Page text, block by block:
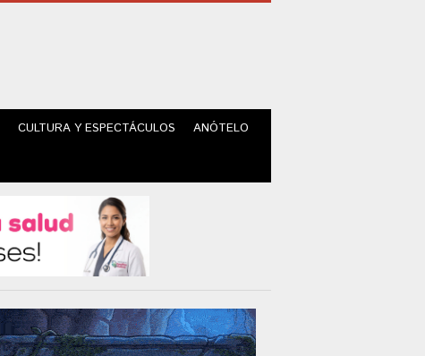
CULTURA Y ESPECTÁCULOS ANÓTELO